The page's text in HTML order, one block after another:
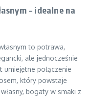
– idealne na
to potrawa,
ale jednocześnie
połączenie
który powstaje
bogaty w smaki z